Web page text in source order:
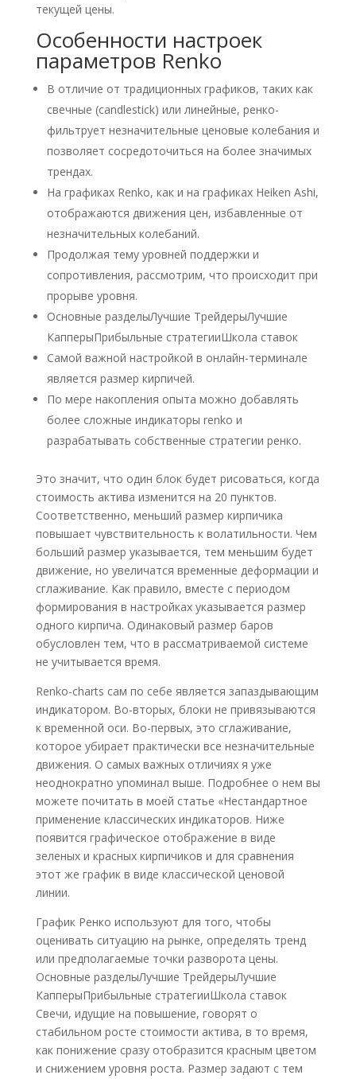
текущей цены.
Особенности настроек
параметров Renko
В отличие от традиционных графиков, таких как
свечные (candlestick) или линейные, ренко-
фильтрует незначительные ценовые колебания и
позволяет сосредоточиться на более значимых
трендах.
На графиках Renko, как и на графиках Heiken Ashi,
отображаются движения цен, избавленные от
незначительных колебаний.
Продолжая тему уровней поддержки и
сопротивления, рассмотрим, что происходит при
прорыве уровня.
Основные разделыЛучшие ТрейдерыЛучшие
КапперыПрибыльные стратегииШкола ставок
Самой важной настройкой в онлайн-терминале
является размер кирпичей.
По мере накопления опыта можно добавлять
более сложные индикаторы renko и
разрабатывать собственные стратегии ренко.
Это значит, что один блок будет рисоваться, когда
стоимость актива изменится на 20 пунктов.
Соответственно, меньший размер кирпичика
повышает чувствительность к волатильности. Чем
больший размер указывается, тем меньшим будет
движение, но увеличатся временные деформации и
сглаживание. Как правило, вместе с периодом
формирования в настройках указывается размер
одного кирпича. Одинаковый размер баров
обусловлен тем, что в рассматриваемой системе
не учитывается время.
Renko-charts сам по себе является запаздывающим
индикатором. Во-вторых, блоки не привязываются
к временной оси. Во-первых, это сглаживание,
которое убирает практически все незначительные
движения. О самых важных отличиях я уже
неоднократно упоминал выше. Подробнее о нем вы
можете почитать в моей статье «Нестандартное
применение классических индикаторов. Ниже
появится графическое отображение в виде
зеленых и красных кирпичиков и для сравнения
этот же график в виде классической ценовой
линии.
График Ренко используют для того, чтобы
оценивать ситуацию на рынке, определять тренд
или предполагаемые точки разворота цены.
Основные разделыЛучшие ТрейдерыЛучшие
КапперыПрибыльные стратегииШкола ставок
Свечи, идущие на повышение, говорят о
стабильном росте стоимости актива, в то время,
как понижение сразу отобразится красным цветом
и снижением уровня роста. Размер задают с тем